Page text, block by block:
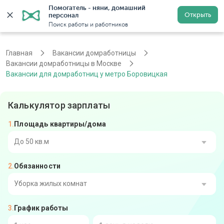
Помогатель - няни, домашний
персонал
Поиск работы и работников
Открыть
Регистрация
Главная
Вакансии домработницы
Вакансии домработницы в Москве
Вакансии для домработниц у метро Боровицкая
Калькулятор зарплаты
Площадь квартиры/дома
До 50 кв.м
От 51 до 80 кв.м
От 111 до 140 кв.м
Обязанности
Уборка жилых комнат
График работы